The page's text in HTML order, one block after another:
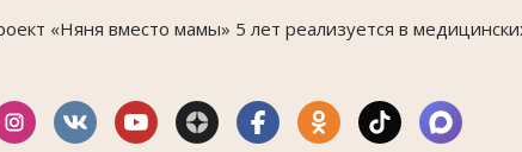
«Няня вместо мамы» 5 лет реализуется в